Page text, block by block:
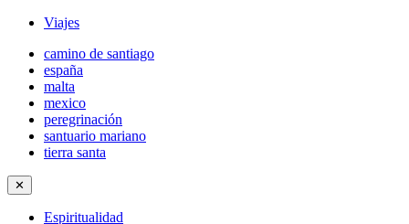
Viajes
camino de santiago
españa
malta
mexico
peregrinación
santuario mariano
tierra santa
✕
Espiritualidad